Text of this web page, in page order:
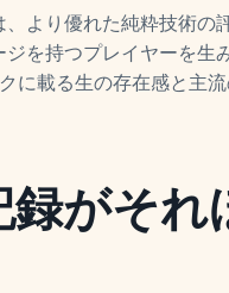
より優れた純粋技術の
を持つプレイヤーを生
に載る生の存在感と主
がそれ